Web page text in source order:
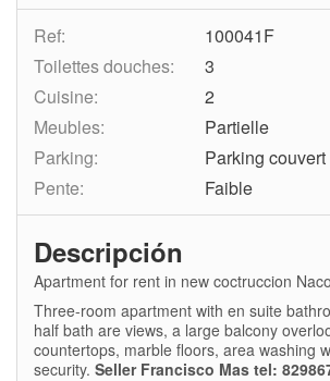
Ref: 100041F
Toilettes douches:
3
Cuisine:
2
Meubles:
Partielle
Parking:
Parking couvert
Pente:
Faible
Descripción
Apartment for rent in new coctruccion
Three-room apartment with en suite
half bath are views, a large balcony
countertops, marble floors, area washing
security. Seller Francisco Mas tel: